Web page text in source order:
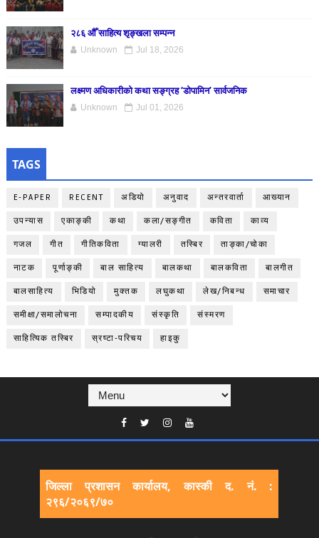
२८६ औँ साहित्य शृङ्खला सम्पन्न
Unknown Jul 18, 2026
लक्ष्मण अधिकारीको कथा सङ्ग्रह ‘डोपामिन’ सार्वजनिक
Unknown Jul 01, 2026
TAGS
E-PAPER RECENT अडियो अनुवाद अन्तरवार्ता आख्यान
उपन्यास एकाङ्‍की कथा कला/सङ्गीत कविता काव्य
गजल गीत गीतिकविता ग्यालरी तस्बिर ताङ्‍का/चोका
नाटक पूर्णाङ्‍की बाल साहित्य बालकथा बालकविता बालगीत
बालसाहित्य भिडियो मुक्तक लघुकथा लेख/निबन्ध समाचार
समीक्षा/समालोचना सम्पादकीय संस्कृति संस्मरण
साहित्यिक तस्बिर स्रष्टा-परिचय हाइकु
जिल्ला प्रशासन कार्यालय, कास्की द. नं. :
२९६/२०६९/७०